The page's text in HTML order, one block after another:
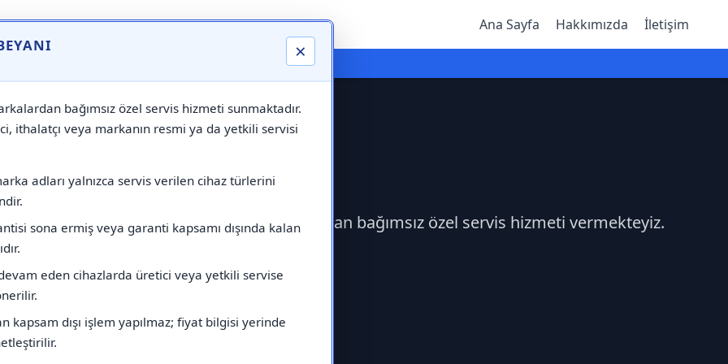
×
bağımsız özel servis hizmeti sunmaktadır.
ithalatçı veya markanın resmi ya da yetkili servisi
adları yalnızca servis verilen cihaz türlerini
sona ermiş veya garanti kapsamı dışında kalan
eden cihazlarda üretici veya yetkili servise
kapsam dışı işlem yapılmaz; fiyat bilgisi yerinde
Ana Sayfa Hakkımızda İletişim
⚠️ Markadan Bağımsız "Özel Servis" Hizmeti
Servisi
Vaillant Servisi çağırabilirsiniz.Markadan bağımsız özel servis hizmeti vermekteyiz.